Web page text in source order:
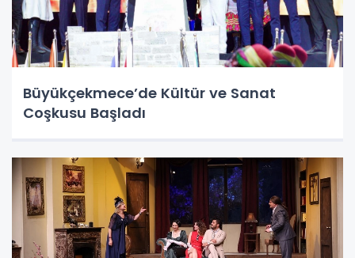
Büyükçekmece’de Kültür ve Sanat
Coşkusu Başladı